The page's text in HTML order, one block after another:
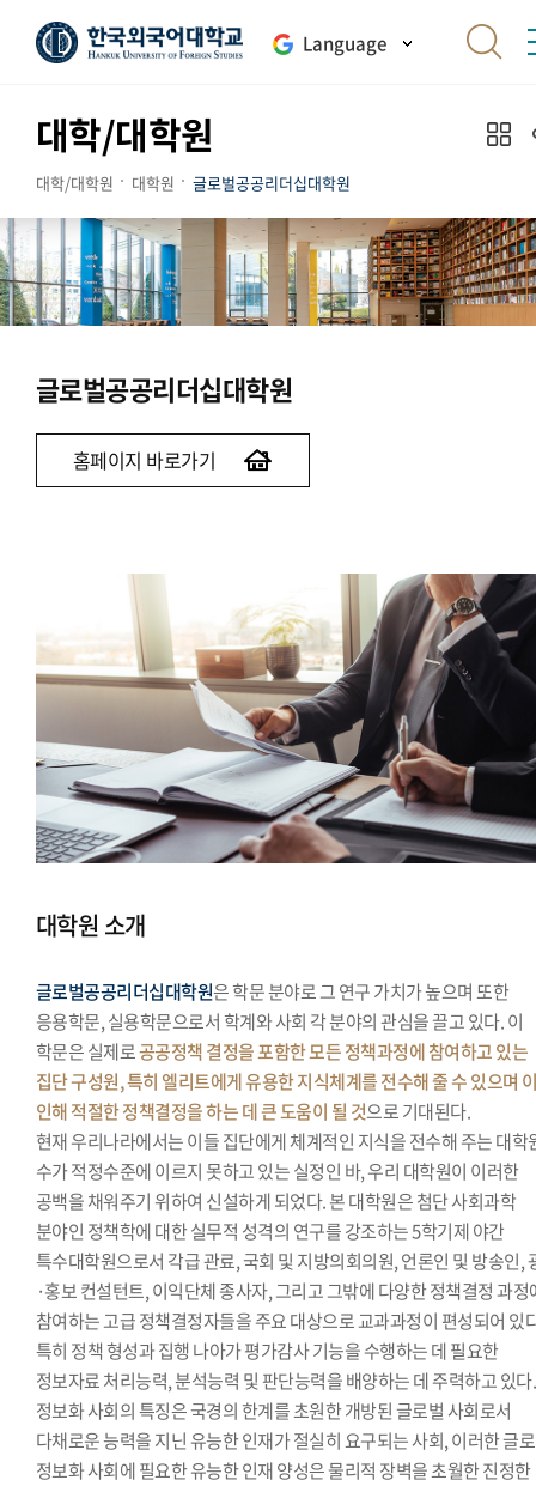
Language
대학/대학원
대학/대학원 대학원 글로벌공공리더십대학원
글로벌공공리더십대학원
홈페이지 바로가기
대학원 소개
글로벌공공리더십대학원은 학문 분야로 그 연구 가치가 높으며 또한
응용학문, 실용학문으로서 학계와 사회 각 분야의 관심을 끌고 있다. 이
학문은 실제로공공정책 결정을 포함한 모든 정책과정에 참여하고 있는
집단 구성원, 특히 엘리트에게 유용한 지식체계를 전수해 줄 수 있으며
인해 적절한 정책결정을 하는 데 큰 도움이 될 것으로 기대된다.
현재 우리나라에서는 이들 집단에게 체계적인 지식을 전수해 주는 대학
수가 적정수준에 이르지 못하고 있는 실정인 바, 우리 대학원이 이러한
공백을 채워주기 위하여 신설하게 되었다. 본 대학원은 첨단 사회과학
분야인 정책학에 대한 실무적 성격의 연구를 강조하는 5학기제 야간
특수대학원으로서 각급 관료, 국회 및 지방의회의원, 언론인 및 방송인,
·홍보 컨설턴트, 이익단체 종사자, 그리고 그밖에 다양한 정책결정 과정
참여하는 고급 정책결정자들을 주요 대상으로 교과과정이 편성되어 있
특히 정책 형성과 집행 나아가 평가감사 기능을 수행하는 데 필요한
정보자료 처리능력, 분석능력 및 판단능력을 배양하는 데 주력하고 있다.
정보화 사회의 특징은 국경의 한계를 초원한 개방된 글로벌 사회로서
다채로운 능력을 지닌 유능한 인재가 절실히 요구되는 사회, 이러한 글
정보화 사회에 필요한 유능한 인재 양성은 물리적 장벽을 초월한 진정한